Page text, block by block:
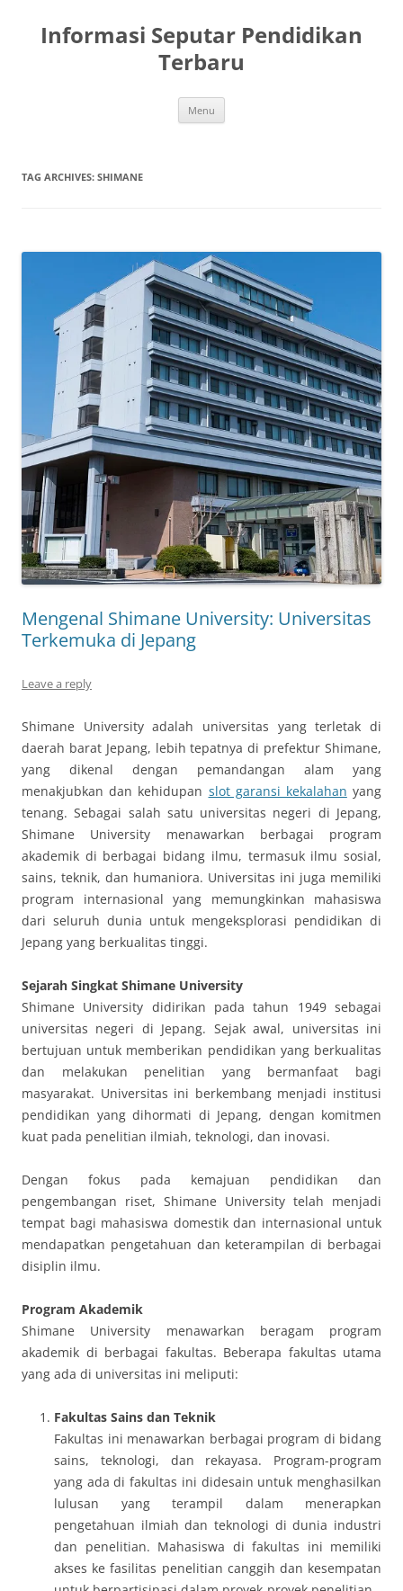
content
Informasi Seputar Pendidikan
Terbaru
Menu
TAG ARCHIVES: SHIMANE
Mengenal Shimane University: Universitas
Terkemuka di Jepang
Leave a reply
Shimane University adalah universitas yang terletak di
daerah barat Jepang, lebih tepatnya di prefektur Shimane,
yang dikenal dengan pemandangan alam yang
menakjubkan dan kehidupan slot garansi kekalahan yang
tenang. Sebagai salah satu universitas negeri di Jepang,
Shimane University menawarkan berbagai program
akademik di berbagai bidang ilmu, termasuk ilmu sosial,
sains, teknik, dan humaniora. Universitas ini juga memiliki
program internasional yang memungkinkan mahasiswa
dari seluruh dunia untuk mengeksplorasi pendidikan di
Jepang yang berkualitas tinggi.
Sejarah Singkat Shimane University
Shimane University didirikan pada tahun 1949 sebagai
universitas negeri di Jepang. Sejak awal, universitas ini
bertujuan untuk memberikan pendidikan yang berkualitas
dan melakukan penelitian yang bermanfaat bagi
masyarakat. Universitas ini berkembang menjadi institusi
pendidikan yang dihormati di Jepang, dengan komitmen
kuat pada penelitian ilmiah, teknologi, dan inovasi.
Dengan fokus pada kemajuan pendidikan dan
pengembangan riset, Shimane University telah menjadi
tempat bagi mahasiswa domestik dan internasional untuk
mendapatkan pengetahuan dan keterampilan di berbagai
disiplin ilmu.
Program Akademik
Shimane University menawarkan beragam program
akademik di berbagai fakultas. Beberapa fakultas utama
yang ada di universitas ini meliputi:
Fakultas Sains dan Teknik
Fakultas ini menawarkan berbagai program di bidang
sains, teknologi, dan rekayasa. Program-program
yang ada di fakultas ini didesain untuk menghasilkan
lulusan yang terampil dalam menerapkan
pengetahuan ilmiah dan teknologi di dunia industri
dan penelitian. Mahasiswa di fakultas ini memiliki
akses ke fasilitas penelitian canggih dan kesempatan